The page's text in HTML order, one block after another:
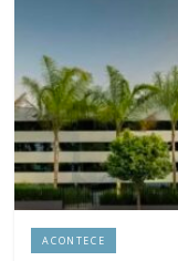
ACONTECE